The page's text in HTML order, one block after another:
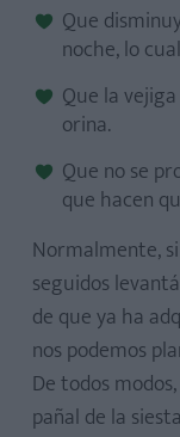
Que
noche, lo
Que la
orina.
Que no se
que hacen
Normalmente,
seguidos
de que ya ha
nos podemos
De todos
pañal de la